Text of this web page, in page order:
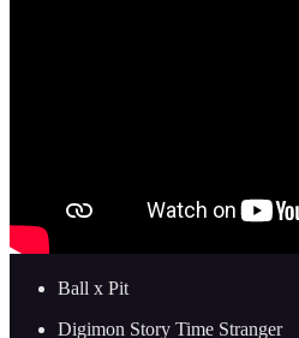
Ball x Pit
Digimon Story Time Stranger